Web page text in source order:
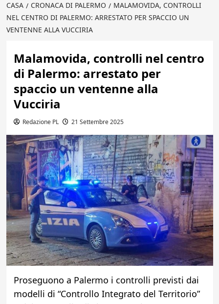
CASA CRONACA DI PALERMO
MALAMOVIDA, CONTROLLI
NEL CENTRO DI PALERMO: ARRESTATO PER SPACCIO UN
VENTENNE ALLA VUCCIRIA
Malamovida, controlli nel centro
di Palermo: arrestato per
spaccio un ventenne alla
Vucciria
Redazione PL 21 Settembre 2025
Proseguono a Palermo i controlli previsti dai
modelli di “Controllo Integrato del Territorio”